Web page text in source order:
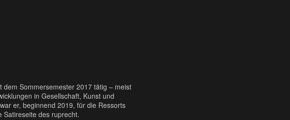
dem Sommersemester 2017 tätig – meist
in Gesellschaft, Kunst und
er, beginnend 2019, für die Ressorts
Satireseite des ruprecht.